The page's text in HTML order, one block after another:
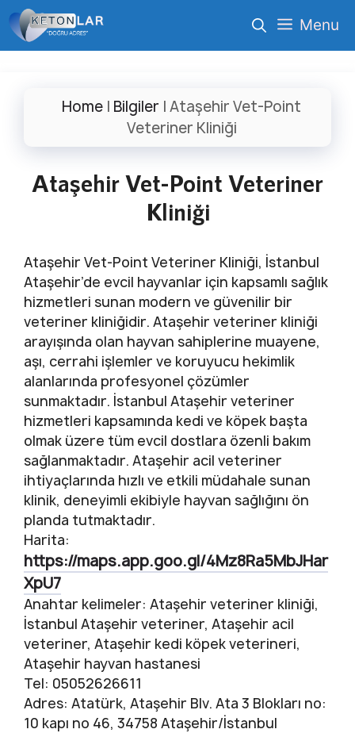
İçeriğe
atla
Menu
Home | Bilgiler | Ataşehir Vet-Point
Veteriner Kliniği
Ataşehir Vet-Point Veteriner
Kliniği
Ataşehir Vet-Point Veteriner Kliniği, İstanbul
Ataşehir’de evcil hayvanlar için kapsamlı sağlık
hizmetleri sunan modern ve güvenilir bir
veteriner kliniğidir. Ataşehir veteriner kliniği
arayışında olan hayvan sahiplerine muayene,
aşı, cerrahi işlemler ve koruyucu hekimlik
alanlarında profesyonel çözümler
sunmaktadır. İstanbul Ataşehir veteriner
hizmetleri kapsamında kedi ve köpek başta
olmak üzere tüm evcil dostlara özenli bakım
sağlanmaktadır. Ataşehir acil veteriner
ihtiyaçlarında hızlı ve etkili müdahale sunan
klinik, deneyimli ekibiyle hayvan sağlığını ön
planda tutmaktadır.
Harita:
https://maps.app.goo.gl/4Mz8Ra5MbJHar
XpU7
Anahtar kelimeler: Ataşehir veteriner kliniği,
İstanbul Ataşehir veteriner, Ataşehir acil
veteriner, Ataşehir kedi köpek veterineri,
Ataşehir hayvan hastanesi
Tel: 05052626611
Adres: Atatürk, Ataşehir Blv. Ata 3 Blokları no:
10 kapı no 46, 34758 Ataşehir/İstanbul